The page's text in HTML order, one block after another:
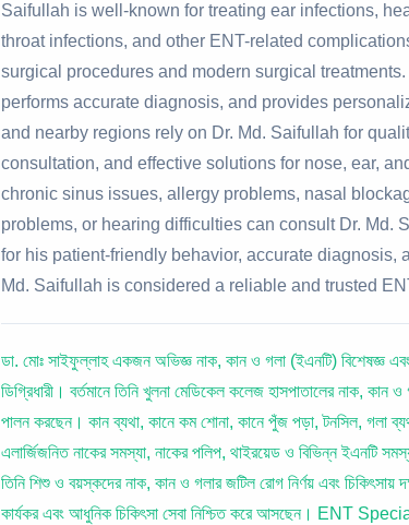
Saifullah is well-known for treating ear infections,
throat infections, and other ENT-related
surgical procedures and modern surgical
performs accurate diagnosis, and provides
and nearby regions rely on Dr. Md. Saifullah for
consultation, and effective solutions for nose, ear,
chronic sinus issues, allergy problems, nasal
problems, or hearing difficulties can consult Dr. Md.
for his patient-friendly behavior, accurate diagnosis,
Md. Saifullah is considered a reliable and trusted
ডা. মোঃ সাইফুল্লাহ একজন অভিজ্ঞ নাক, কান ও গলা (ইএনটি)
ডিগ্রিধারী। বর্তমানে তিনি খুলনা মেডিকেল কলেজ হাসপাতালের নাক, কান ও
পালন করছেন। কান ব্যথা, কানে কম শোনা, কানে পুঁজ পড়া, টনসিল, গলা
এলার্জিজনিত নাকের সমস্যা, নাকের পলিপ, থাইরয়েড ও বিভিন্ন ইএনটি
তিনি শিশু ও বয়স্কদের নাক, কান ও গলার জটিল রোগ নির্ণয় এবং চিকিৎসায়
কার্যকর এবং আধুনিক চিকিৎসা সেবা নিশ্চিত করে আসছেন। ENT